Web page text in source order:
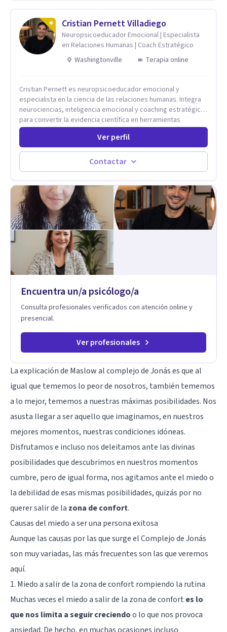
Adolescentes y AdultosCristian Pernett Villadiego
Neuropsicoeducador Emocional | Especialista
en Relaciones Humanas | Coach Estratégico
Washingtonville
Terapia online
Cristian Pernett es neuropsicoeducador emocional y
especialista en la ciencia de las relaciones humanas. Integra
neurociencias, inteligencia emocional y coaching estratégico
para convertir la evidencia científica en herramientas
prácticas que mejoran la forma en que las personas viven,
aman, lideran y se comunican. Con más de 20 años de
experiencia, acompaña a personas, parejas y líderes en
procesos de desarrollo personal y profesional. Su trabajo se
centra en la regulación emocional, las relaciones de pareja, la
metodología combina psicología contemporánea,
neurociencias y estrategias de cambio basadas en evidencia
para fortalecer la autoestima, desarrollar habilidades
socioemocionales y promover cambios sostenibles. Como
divulgador científico, acerca la psicología y las neurociencias
a la vida cotidiana mediante contenidos claros, rigurosos y
aplicables, con el propósito de impulsar un bienestar integral.
Ver perfil
Contactar
Encuentra un/a psicólogo/a
Consulta profesionales verificados con atención online y
presencial.
Ver profesionales
La explicación de Maslow al complejo de Jonás es que al
igual que tememos lo peor de nosotros, también tememos
a lo mejor, tememos a nuestras máximas posibilidades. Nos
asusta llegar a ser aquello que imaginamos, en nuestros
mejores momentos, nuestras condiciones idóneas.
Disfrutamos e incluso nos deleitamos ante las divinas
posibilidades que descubrimos en nuestros momentos
cumbre, pero de igual forma, nos agitamos ante el miedo o
la debilidad de esas mismas posibilidades, quizás por no
querer salir de la zona de confort.
Causas del miedo a ser una persona exitosa
Aunque las causas por las que surge el Complejo de Jonás
son muy variadas, las más frecuentes son las que veremos
aquí.
1. Miedo a salir de la zona de confort rompiendo la rutina
Muchas veces el miedo a salir de la zona de confort es lo
que nos limita a seguir creciendoo lo que nos provoca